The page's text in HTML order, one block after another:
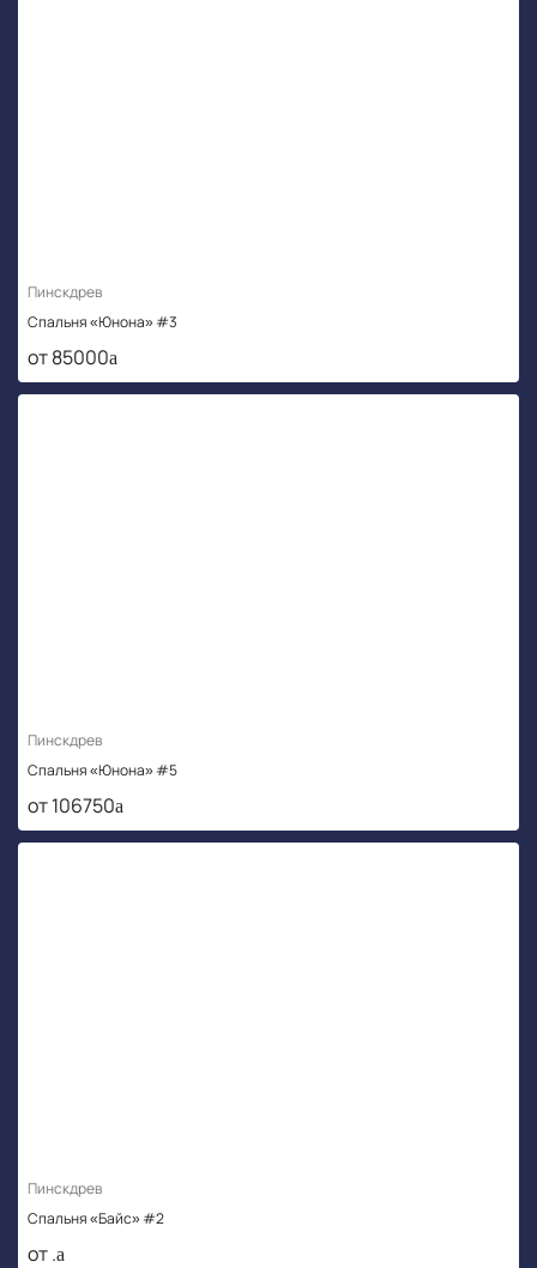
Пинскдрев
Спальня «Юнона» #3
от 85000
Пинскдрев
Спальня «Юнона» #5
от 106750
Пинскдрев
Спальня «Байс» #2
от .